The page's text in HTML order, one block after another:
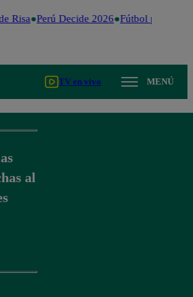
Risa Perú Decide 2026 Fútbol peruano
TV en vivo MENÚ
al